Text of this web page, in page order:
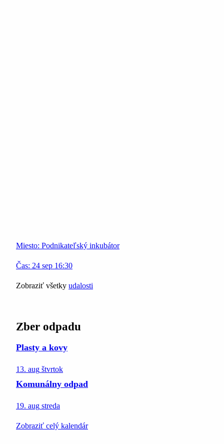
Miesto: Podnikateľský inkubátor
Čas: 24 sep 16:30
Zobraziť všetky udalosti
Zber odpadu
Plasty a kovy
13. aug štvrtok
Komunálny odpad
19. aug streda
Zobraziť celý kalendár